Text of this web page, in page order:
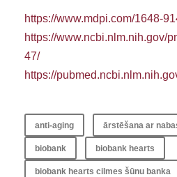
https://www.mdpi.com/1648-
https://www.ncbi.nlm.nih.gov/
47/
https://
anti-aging ārstēšana ar
biobank biobank hearts
biobank hearts cilmes šūnu banka